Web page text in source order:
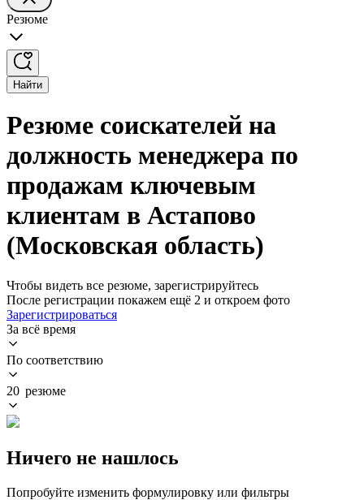
Резюме
Найти
Резюме соискателей на
должность менеджера по
продажам ключевым
клиентам в Астапово
(Московская область)
Чтобы видеть все резюме, зарегистрируйтесь
После регистрации покажем ещё 2 и откроем фото
Зарегистрироваться
За всё время
По соответствию
20 резюме
Ничего не нашлось
Попробуйте изменить формулировку или фильтры